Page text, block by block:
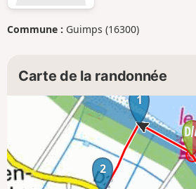
Commune : Guimps (16300)
Carte de la randonnée
1
2